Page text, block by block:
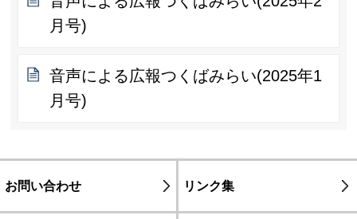
月号)
音声による広報つくばみらい(2025年1
月号)
お問い合わせ リンク集